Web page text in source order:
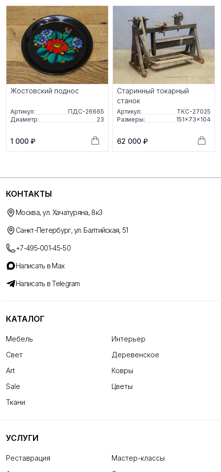
Жостовский поднос
Артикул:
ПДС-26665
Диаметр:
23
1 000 ₽
Старинный токарный
станок
Артикул:
ТКС-27025
Размеры:
151×73×104
62 000 ₽
КОНТАКТЫ
Москва, ул. Хачатуряна, 8к3
Санкт-Петербург, ул. Балтийская, 51
+7-495-001-45-50
Написать в Max
Написать в Telegram
КАТАЛОГ
Мебель
Интерьер
Свет
Деревенское
Art
Ковры
Sale
Цветы
Ткани
УСЛУГИ
Реставрация
Мастер-классы